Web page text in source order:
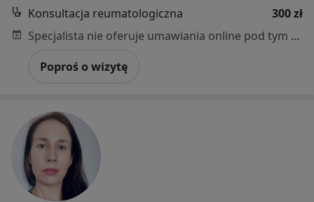
Konsultacja reumatologiczna
300 zł
Specjalista nie oferuje umawiania online pod tym adresem.
Poproś o wizytę